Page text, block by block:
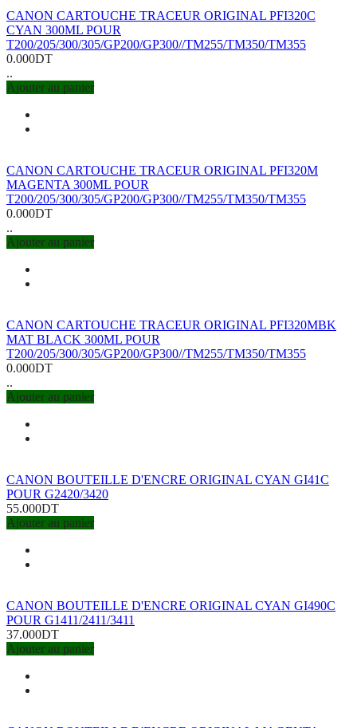
CANON CARTOUCHE TRACEUR ORIGINAL PFI320C
CYAN 300ML POUR
T200/205/300/305/GP200/GP300//TM255/TM350/TM355
0.000DT
..
Ajouter au panier
CANON CARTOUCHE TRACEUR ORIGINAL PFI320M
MAGENTA 300ML POUR
T200/205/300/305/GP200/GP300//TM255/TM350/TM355
0.000DT
..
Ajouter au panier
CANON CARTOUCHE TRACEUR ORIGINAL PFI320MBK
MAT BLACK 300ML POUR
T200/205/300/305/GP200/GP300//TM255/TM350/TM355
0.000DT
..
Ajouter au panier
CANON BOUTEILLE D'ENCRE ORIGINAL CYAN GI41C
POUR G2420/3420
55.000DT
Ajouter au panier
CANON BOUTEILLE D'ENCRE ORIGINAL CYAN GI490C
POUR G1411/2411/3411
37.000DT
Ajouter au panier